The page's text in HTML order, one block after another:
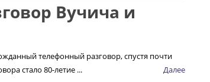
Вучича и
телефонный разговор, спустя почти
стало 80-летие ...
Далее